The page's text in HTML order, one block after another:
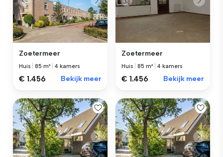
Zoetermeer
Huis |85 m² 4 kamers
€ 1.456 Bekijk meer
Zoetermeer
Huis |85 m² 4 kamers
€ 1.456 Bekijk meer